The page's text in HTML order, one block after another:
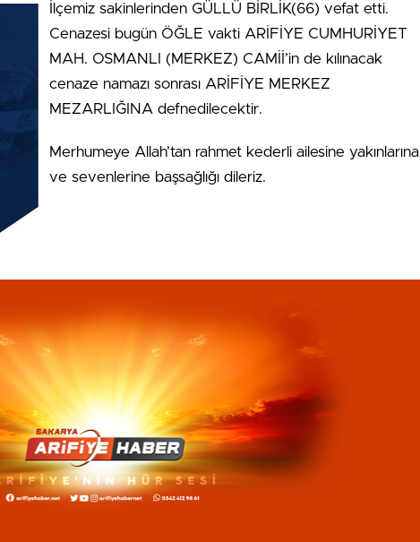
İlçemiz sakinlerinden GÜLLÜ BİRLİK(66) vefat etti.
Cenazesi bugün ÖĞLE vakti ARİFİYE CUMHURİYET
MAH. OSMANLI (MERKEZ) CAMİİ’in de kılınacak
cenaze namazı sonrası ARİFİYE MERKEZ
MEZARLIĞINA defnedilecektir.
Merhumeye Allah’tan rahmet kederli ailesine yakınlarına
ve sevenlerine başsağlığı dileriz.